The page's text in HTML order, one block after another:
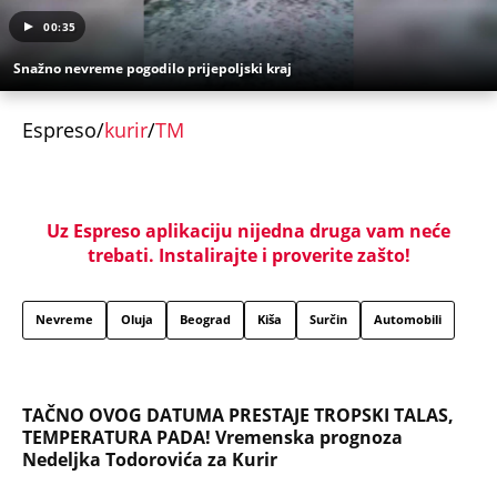
00:35
Snažno nevreme pogodilo prijepoljski kraj
Espreso/kurir/TM
Uz Espreso aplikaciju nijedna druga vam neće
trebati. Instalirajte i proverite zašto!
Nevreme Oluja Beograd Kiša Surčin Automobili
TAČNO OVOG DATUMA PRESTAJE TROPSKI TALAS,
TEMPERATURA PADA! Vremenska prognoza
Nedeljka Todorovića za Kurir